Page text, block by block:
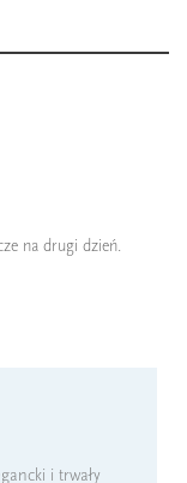
na drugi dzień.
i trwały